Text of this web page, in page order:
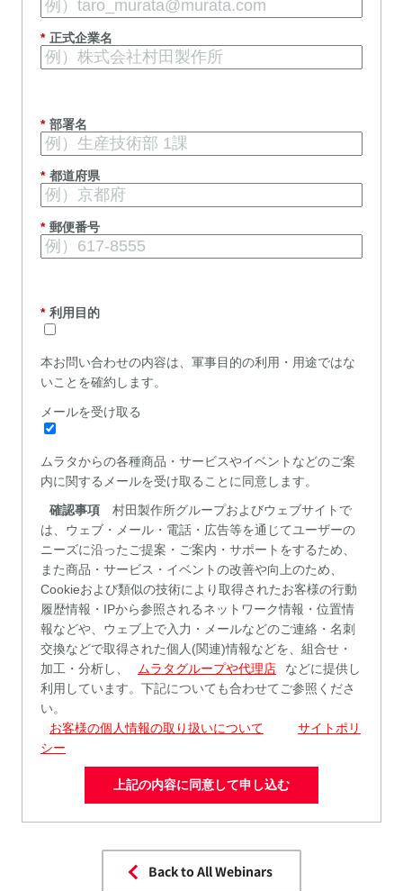
* 正式企業名
* 部署名
* 都道府県
* 郵便番号
* 利用目的
本お問い合わせの内容は、軍事目的の利用・用途ではな
いことを確約します。
メールを受け取 る
ムラタからの各種商品・サービスやイベントなどのご案
内に関するメールを受け取ることに同意します。
確認事項
村田製作所グループおよびウェブサイトで
は、ウェブ・メール・電話・広告等を通じてユーザーの
ニーズに沿ったご提案・ご案内・サポートをするため、
また商品・サービス・イベントの改善や向上のため、
Cookieおよび類似の技術により取得されたお客様の行動
履歴情報・IPから参照されるネットワーク情報・位置情
報などや、ウェブ上で入力・メールなどのご連絡・名刺
交換などで取得された個人(関連)情報などを、組合せ・
加工・分析し、
ムラタグループや代理店
などに提供し
利用しています。下記についても合わせてご参照くださ
い。
お客様の個人情報の取り扱いについて
サイトポリ
シー
上記の内容に同意して申し込む
Back to All Webinars